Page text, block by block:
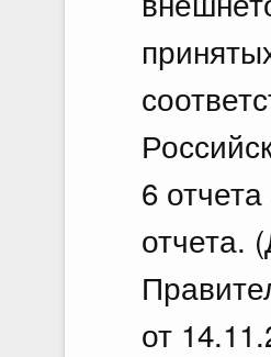
6
отчета.
от